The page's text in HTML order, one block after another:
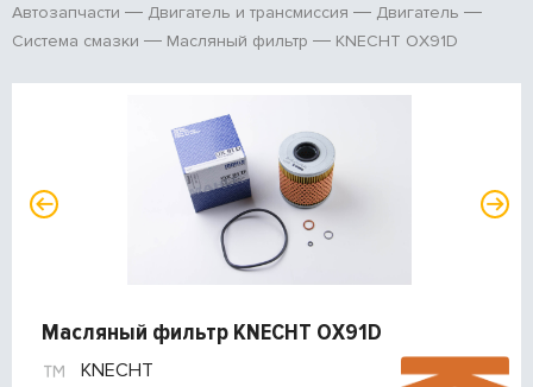
Автозапчасти Двигатель и трансмиссия
Двигатель
Система смазки
Масляный фильтр KNECHT OX91D
Масляный фильтр KNECHT OX91D
KNECHT